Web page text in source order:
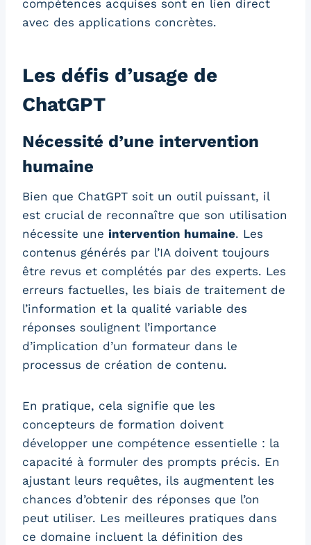
compétences acquises sont en lien direct
avec des applications concrètes.
Les défis d’usage de
ChatGPT
Nécessité d’une intervention
humaine
Bien que ChatGPT soit un outil puissant, il
est crucial de reconnaître que son utilisation
nécessite une intervention humaine. Les
contenus générés par l’IA doivent toujours
être revus et complétés par des experts. Les
erreurs factuelles, les biais de traitement de
l’information et la qualité variable des
réponses soulignent l’importance
d’implication d’un formateur dans le
processus de création de contenu.
En pratique, cela signifie que les
concepteurs de formation doivent
développer une compétence essentielle : la
capacité à formuler des prompts précis. En
ajustant leurs requêtes, ils augmentent les
chances d’obtenir des réponses que l’on
peut utiliser. Les meilleures pratiques dans
ce domaine incluent la définition des